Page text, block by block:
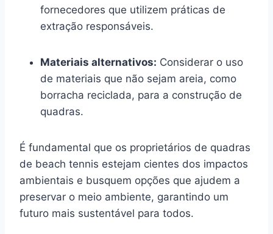
fornecedores que utilizem práticas de
extração responsáveis.
Materiais alternativos: Considerar o uso
de materiais que não sejam areia, como
borracha reciclada, para a construção de
quadras.
É fundamental que os proprietários de quadras
de beach tennis estejam cientes dos impactos
ambientais e busquem opções que ajudem a
preservar o meio ambiente, garantindo um
futuro mais sustentável para todos.